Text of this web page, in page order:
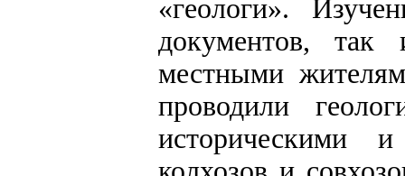
«геологи».
документов, так
местными
проводили
историческими